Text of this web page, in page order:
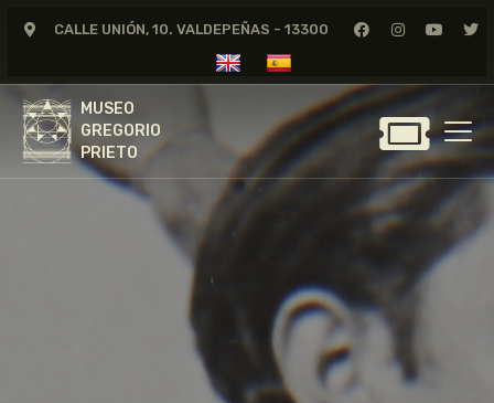
CALLE UNIÓN, 10. VALDEPEÑAS - 13300
MUSEO
GREGORIO
PRIETO
MUSEO
GREGORIO
GREGORIO PRIETO
ARCHIVO
CERTAMEN DE DIBUJO
FUNDACIÓN